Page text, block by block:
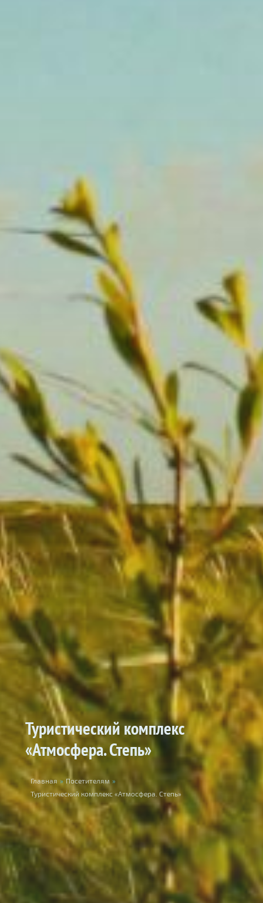
Туристический комплекс
«Атмосфера. Степь»
Вы здесь
Главная » Посетителям »
Туристический комплекс «Атмосфера. Степь»